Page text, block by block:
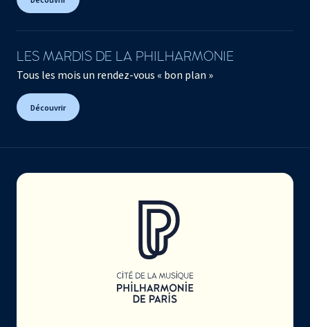
LES MARDIS DE LA PHILHARMONIE
Tous les mois un rendez-vous « bon plan »
Découvrir